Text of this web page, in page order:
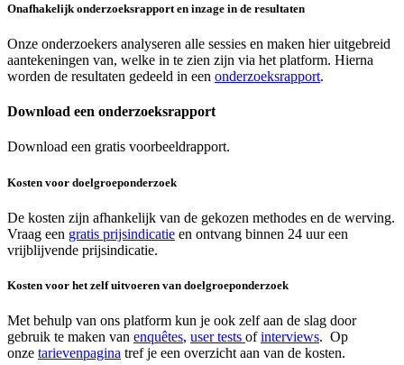
Onafhakelijk onderzoeksrapport en inzage in de resultaten
Onze onderzoekers analyseren alle sessies en maken hier uitgebreid
aantekeningen van, welke in te zien zijn via het platform. Hierna
worden de resultaten gedeeld in een onderzoeksrapport.
Download een onderzoeksrapport
Download een gratis voorbeeldrapport.
Kosten voor doelgroeponderzoek
De kosten zijn afhankelijk van de gekozen methodes en de werving.
Vraag een gratis prijsindicatie en ontvang binnen 24 uur een
vrijblijvende prijsindicatie.
Kosten voor het zelf uitvoeren van doelgroeponderzoek
Met behulp van ons platform kun je ook zelf aan de slag door
gebruik te maken van enquêtes, user tests ofinterviews. Op
onze tarievenpagina tref je een overzicht aan van de kosten.